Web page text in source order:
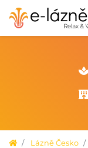
Lázně Česko